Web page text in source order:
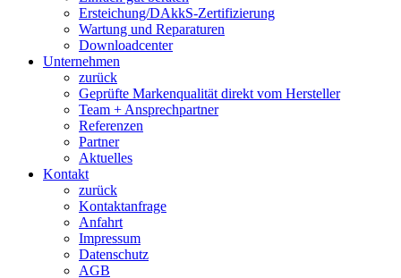
Ersteichung/DAkkS-Zertifizierung
Wartung und Reparaturen
Downloadcenter
Unternehmen
zurück
Geprüfte Markenqualität direkt vom Hersteller
Team + Ansprechpartner
Referenzen
Partner
Aktuelles
Kontakt
zurück
Kontaktanfrage
Anfahrt
Impressum
Datenschutz
AGB